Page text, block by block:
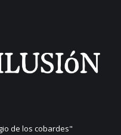
de los cobardes"